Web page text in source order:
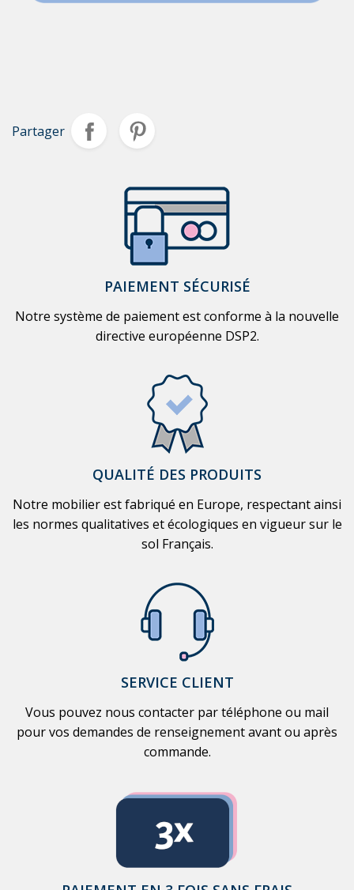
Partager
PAIEMENT SÉCURISÉ
Notre système de paiement est conforme à la nouvelle
directive européenne DSP2.
QUALITÉ DES PRODUITS
Notre mobilier est fabriqué en Europe, respectant ainsi
les normes qualitatives et écologiques en vigueur sur le
sol Français.
SERVICE CLIENT
Vous pouvez nous contacter par téléphone ou mail
pour vos demandes de renseignement avant ou après
commande.